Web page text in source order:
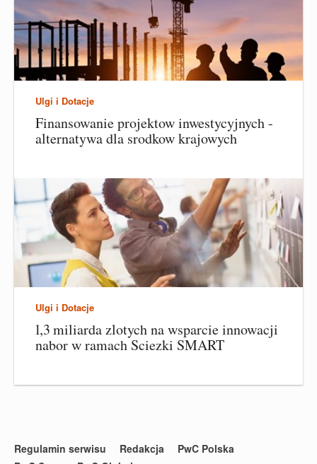
Ulgi i Dotacje
Finansowanie projektow inwestycyjnych -
alternatywa dla srodkow krajowych
Ulgi i Dotacje
1,3 miliarda zlotych na wsparcie innowacji
nabor w ramach Sciezki SMART
Regulamin serwisu Redakcja
PwC Polska